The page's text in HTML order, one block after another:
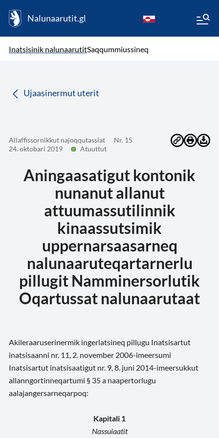
Nalunaarutit.gl
Inatsisinik nalunaarutitSaqqummiussineq
Ujaasinermut uterit
Allaffissornikkut najoqqutassiat
Nr. 15
24. oktobari 2019
Atuuttut
Aningaasatigut kontonik
nunanut allanut
attuumassutilinnik
kinaassutsimik
uppernarsaasarneq
nalunaaruteqartarnerlu
pillugit Namminersorlutik
Oqartussat nalunaarutaat
Akileraaruserinermik ingerlatsineq pillugu Inatsisartut
inatsisaanni nr. 11, 2. november 2006-imeersumi
Inatsisartut inatsisaatigut nr. 9, 8. juni 2014-imeersukkut
allanngortinneqartumi § 35 a naapertorlugu
aalajangersarneqarpoq:
Kapitali 1
Nassuiaatit